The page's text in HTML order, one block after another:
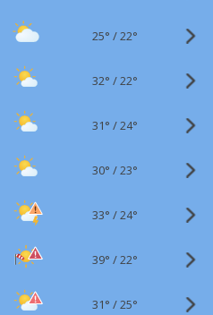
25° /22°
32° /22°
31° /24°
30° /23°
33° /24°
39° /22°
31° /25°